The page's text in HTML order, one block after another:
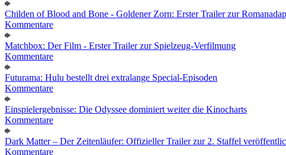
Childen of Blood and Bone - Goldener Zorn: Erster Trailer zur
Kommentare
Matchbox: Der Film - Erster Trailer zur Spielzeug-Verfilmung
Kommentare
Futurama: Hulu bestellt drei extralange Special-Episoden
Kommentare
Einspielergebnisse: Die Odyssee dominiert weiter die Kinocharts
Kommentare
Dark Matter – Der Zeitenläufer: Offizieller Trailer zur 2. Staffel
Kommentare